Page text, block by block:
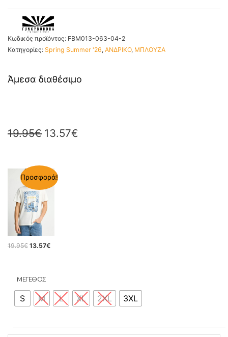
Κωδικός προϊόντος: FBM013-063-04-2
Κατηγορίες: Spring Summer '26, ΑΝΔΡΙΚΟ, ΜΠΛΟΥΖΑ
Άμεσα διαθέσιμο
19.95€ 13.57€
Προσφορά!
19.95€ 13.57€
ΜΕΓΕΘΟΣ
S M L XL 2XL 3XL